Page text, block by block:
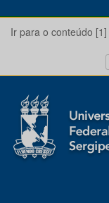
Ir para o conteúdo [1]